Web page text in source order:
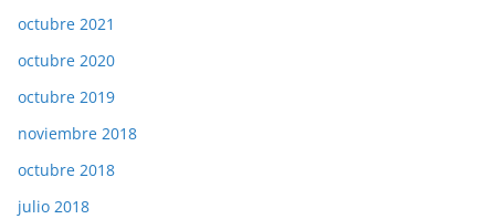
octubre 2021
octubre 2020
octubre 2019
noviembre 2018
octubre 2018
julio 2018